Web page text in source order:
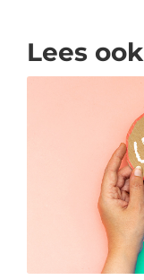
Lees ook